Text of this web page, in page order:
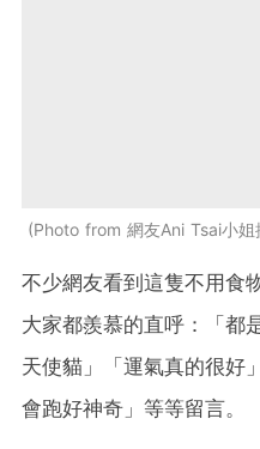
Photo from 網友Ani Tsai小姐
不少網友看到這隻不用食
大家都羨慕的直呼：「都
天使貓」「運氣真的很好
會跑好神奇」等等留言。